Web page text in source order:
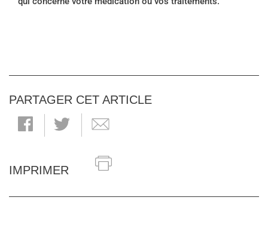
PARTAGER CET ARTICLE
IMPRIMER